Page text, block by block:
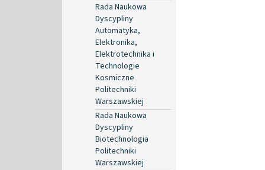
Rada Naukowa
Dyscypliny
Automatyka,
Elektronika,
Elektrotechnika i
Technologie
Kosmiczne
Politechniki
Warszawskiej
Rada Naukowa
Dyscypliny
Biotechnologia
Politechniki
Warszawskiej